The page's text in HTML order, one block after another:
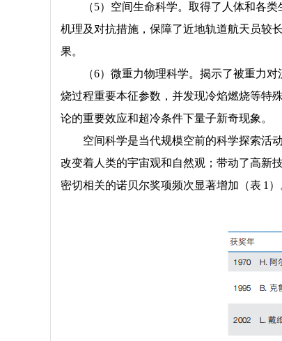
（5）空间生命科学。取得了人体和各
机理及对抗措施，保障了近地轨道航天员较
果。
（6）微重力物理科学。揭示了被重力
烧过程重要本征参数，并发现冷焰燃烧等特
论的重要效应和超冷条件下量子新奇现象。
空间科学是当代规模空前的科学探索活
改变着人类的宇宙观和自然观；带动了高新
密切相关的诺贝尔奖项频次显著增加（表 1）